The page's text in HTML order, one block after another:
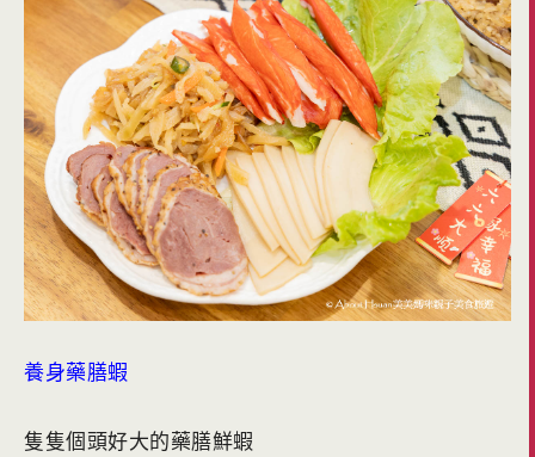
養身藥膳蝦
隻隻個頭好大的藥膳鮮蝦